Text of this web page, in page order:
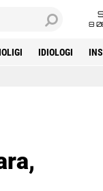
8
IDIOLOGI